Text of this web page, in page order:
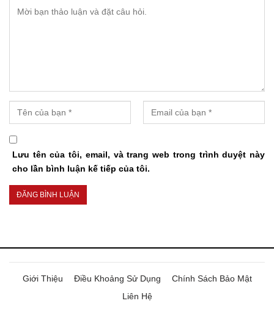
Lưu tên của tôi, email, và trang web trong trình duyệt này
cho lần bình luận kế tiếp của tôi.
Giới Thiệu Điều Khoảng Sử Dụng
Chính Sách Bảo Mật
Liên Hệ